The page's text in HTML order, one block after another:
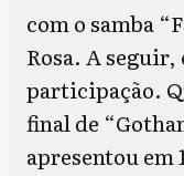
com o samba
Rosa. A
participação.
final de
apresentou em